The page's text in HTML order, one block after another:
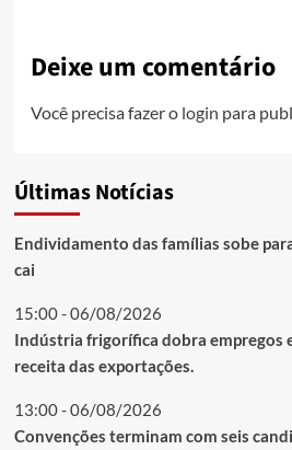
Deixe um comentário
Você precisa fazer o login para
Últimas Notícias
Endividamento das famílias sobe
cai
15:00 - 06/08/2026
Indústria frigorífica dobra empregos
receita das exportações.
13:00 - 06/08/2026
Convenções terminam com seis